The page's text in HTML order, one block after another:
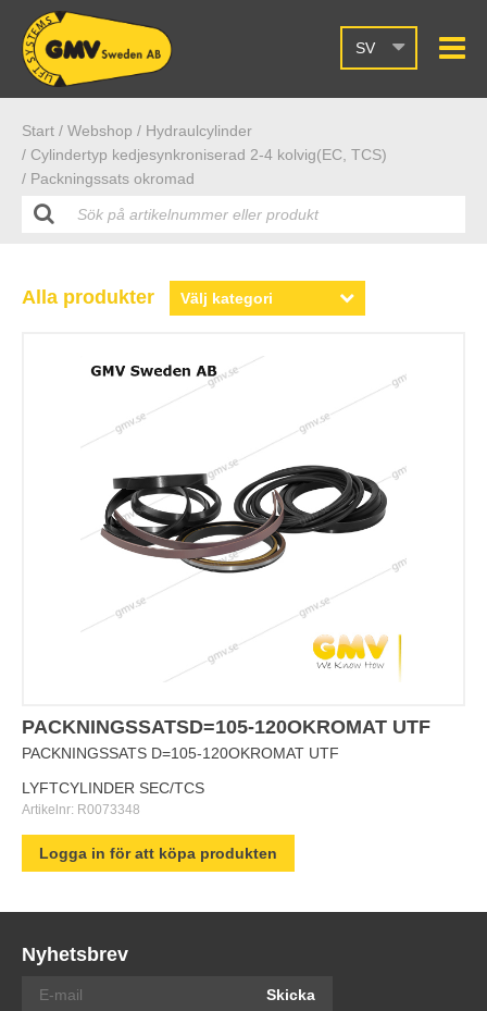
SV
Start / Webshop / Hydraulcylinder
/ Cylindertyp kedjesynkroniserad 2-4 kolvig(EC, TCS)
/ Packningssats okromad
Alla produkter
PACKNINGSSATSD=105-120OKROMAT UTF
PACKNINGSSATS D=105-120OKROMAT UTF
LYFTCYLINDER SEC/TCS
Artikelnr: R0073348
Logga in för att köpa produkten
Nyhetsbrev
Skicka